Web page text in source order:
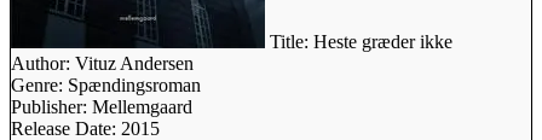
Title: Heste græder ikke
Author: Vituz Andersen
Genre: Spændingsroman
Publisher: Mellemgaard
Release Date: 2015